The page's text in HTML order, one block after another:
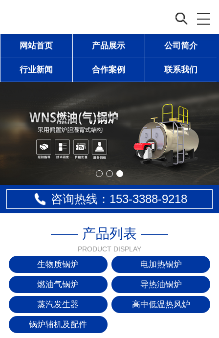
网站首页 产品展示 公司简介
行业新闻 合作案例 联系我们
咨询热线：153-3388-9218
—— 产品列表 ——
PRODUCT DISPLAY
生物质锅炉 电加热锅炉
燃油气锅炉 导热油锅炉
蒸汽发生器 高中低温热风炉
锅炉辅机及配件